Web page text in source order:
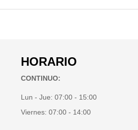
HORARIO
CONTINUO:
Lun - Jue:07:00 - 15:00
Viernes:07:00 - 14:00